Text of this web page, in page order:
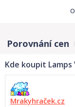
Porovnání cen
Kde koupit
Mrakyhraček.cz